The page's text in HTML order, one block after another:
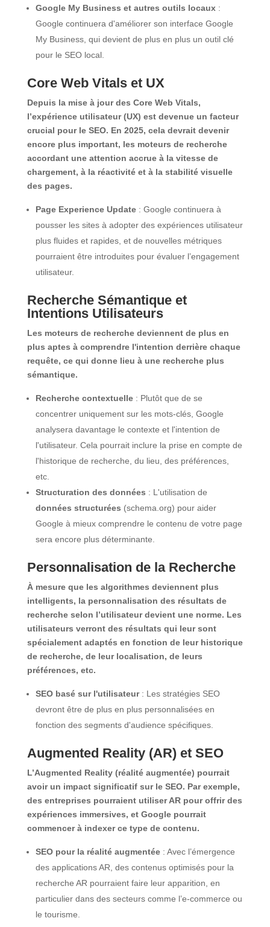
Google My Business et autres outils locaux:
Google continuera d'améliorer son interface Google
My Business, qui devient de plus en plus un outil clé
pour le SEO local.
Core Web Vitals et UX
Depuis la mise à jour des Core Web Vitals,
l’expérience utilisateur (UX) est devenue un facteur
crucial pour le SEO. En 2025, cela devrait devenir
encore plus important, les moteurs de recherche
accordant une attention accrue à la vitesse de
chargement, à la réactivité et à la stabilité visuelle
des pages.
Page Experience Update: Google continuera à
pousser les sites à adopter des expériences utilisateur
plus fluides et rapides, et de nouvelles métriques
pourraient être introduites pour évaluer l’engagement
utilisateur.
Recherche Sémantique et
Intentions Utilisateurs
Les moteurs de recherche deviennent de plus en
plus aptes à comprendre l'intention derrière chaque
requête, ce qui donne lieu à une recherche plus
sémantique.
Recherche contextuelle: Plutôt que de se
concentrer uniquement sur les mots-clés, Google
analysera davantage le contexte et l'intention de
l'utilisateur. Cela pourrait inclure la prise en compte de
l'historique de recherche, du lieu, des préférences,
etc.
Structuration des données : L'utilisation de
données structurées (schema.org) pour aider
Google à mieux comprendre le contenu de votre page
sera encore plus déterminante.
Personnalisation de la Recherche
À mesure que les algorithmes deviennent plus
intelligents, la personnalisation des résultats de
recherche selon l’utilisateur devient une norme. Les
utilisateurs verront des résultats qui leur sont
spécialement adaptés en fonction de leur historique
de recherche, de leur localisation, de leurs
préférences, etc.
SEO basé sur l'utilisateur: Les stratégies SEO
devront être de plus en plus personnalisées en
fonction des segments d'audience spécifiques.
Augmented Reality (AR) et SEO
L’Augmented Reality (réalité augmentée) pourrait
avoir un impact significatif sur le SEO. Par exemple,
des entreprises pourraient utiliser AR pour offrir des
expériences immersives, et Google pourrait
commencer à indexer ce type de contenu.
SEO pour la réalité augmentée: Avec l’émergence
des applications AR, des contenus optimisés pour la
recherche AR pourraient faire leur apparition, en
particulier dans des secteurs comme l’e-commerce ou
le tourisme.